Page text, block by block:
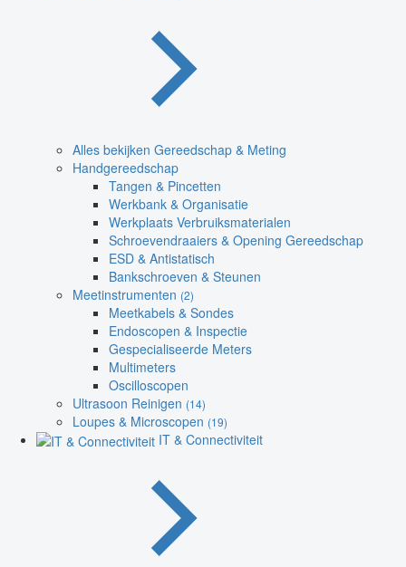
Alles bekijken Gereedschap & Meting
Handgereedschap
Tangen & Pincetten
Werkbank & Organisatie
Werkplaats Verbruiksmaterialen
Schroevendraaiers & Opening Gereedschap
ESD & Antistatisch
Bankschroeven & Steunen
Meetinstrumenten (2)
Meetkabels & Sondes
Endoscopen & Inspectie
Gespecialiseerde Meters
Multimeters
Oscilloscopen
Ultrasoon Reinigen (14)
Loupes & Microscopen (19)
IT & Connectiviteit